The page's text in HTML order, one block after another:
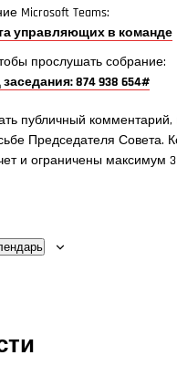
Microsoft Teams:
управляющих в команде
прослушать собрание:
заседания: 874 938 654#
публичный комментарий,
Председателя Совета.
и ограничены максимум